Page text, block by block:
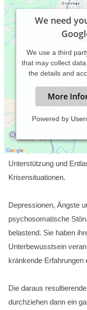
We need
We use a third
that may collect
the details and
More
Powered by
In meiner
Therapie bei
Unterstützung und
Krisensituationen.
Depressionen, Ängste
psychosomatische
belastend. Sie haben
Unterbewusstsein
kränkende Erfahrungen
Die daraus
durchziehen dann ein